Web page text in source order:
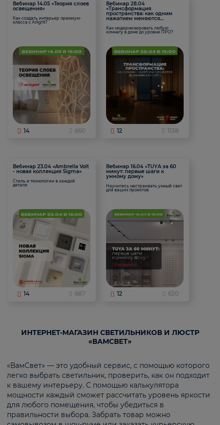
Вебинар 14.05 «Теория слоев
освещения»
Как создать интерьер премиум-
класса с Arlight?
14 660
Вебинар 28.04
«Трансформация
пространства: как одним
нажатием меняются
Как модернизировать любую
комнату в доме до уровня ПРО?
12 1138
Вебинар 23.04 «Ambrella Volt
- новая коллекция Sigma»
Стиль и технологии в каждой
детали
14 687
Вебинар 16.04 «TUYA за 60
минут: первые шаги к
умному дому»
Научитесь настраивать умный свет
для ваших проектов
12 620
ИНТЕРНЕТ-МАГАЗИН СВЕТИЛЬНИКОВ И ЛЮСТР
«ВАМСВЕТ»
«ВамСвет» — это удобный сервис, с помощью которого
легко выбрать светильник, проверить, как он подходит
к вашему интерьеру. С помощью калькулятора
мощности каждый сможет рассчитать уровень яркости
для любого помещения, чтобы убедиться в
правильности выбора. Забрать товар можно